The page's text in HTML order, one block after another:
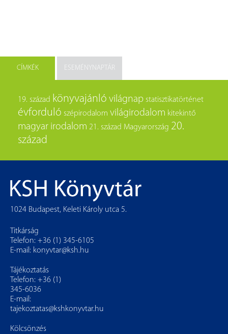
CÍMKÉK ESEMÉNYNAPTÁR
19. század könyvajánló világnap statisztikatörténet
évforduló szépirodalom világirodalom kitekintő
magyar irodalom 21. század Magyarország 20.
század
1024 Budapest, Keleti Károly utca 5.
Titkárság
Telefon: +36 (1) 345-6105
E-mail: konyvtar@ksh.hu
Tájékoztatás
Telefon: +36 (1)
345-6036
E-mail:
tajekoztatas@kshkonyvtar.hu
Kölcsönzés